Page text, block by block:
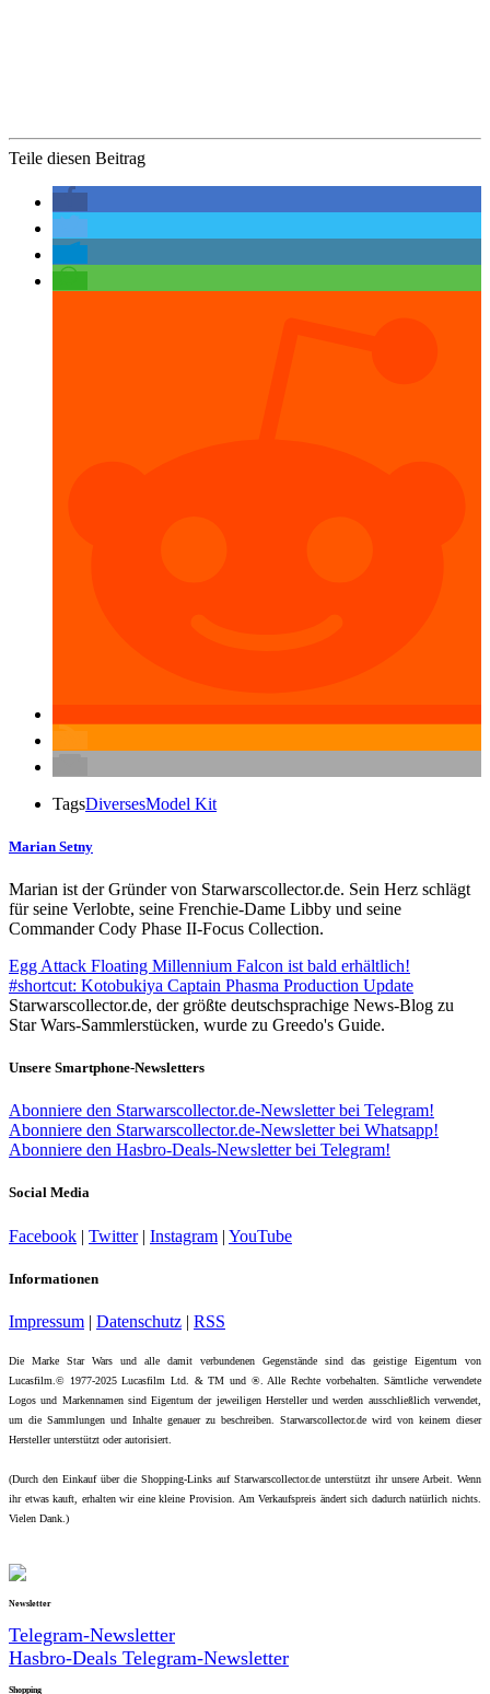
Teile diesen Beitrag
TagsDiversesModel Kit
Marian Setny
Marian ist der Gründer von Starwarscollector.de. Sein Herz schlägt
für seine Verlobte, seine Frenchie-Dame Libby und seine
Commander Cody Phase II-Focus Collection.
Egg Attack Floating Millennium Falcon ist bald erhältlich!
#shortcut: Kotobukiya Captain Phasma Production Update
Starwarscollector.de, der größte deutschsprachige News-Blog zu
Star Wars-Sammlerstücken, wurde zu Greedo's Guide.
Unsere Smartphone-Newsletters
Abonniere den Starwarscollector.de-Newsletter bei Telegram!
Abonniere den Starwarscollector.de-Newsletter bei Whatsapp!
Abonniere den Hasbro-Deals-Newsletter bei Telegram!
Social Media
Facebook | Twitter| Instagram | YouTube
Informationen
Impressum | Datenschutz | RSS
Die Marke Star Wars und alle damit verbundenen Gegenstände sind das geistige Eigentum von
Lucasfilm.© 1977-2025 Lucasfilm Ltd. & TM und ®. Alle Rechte vorbehalten. Sämtliche verwendete
Logos und Markennamen sind Eigentum der jeweiligen Hersteller und werden ausschließlich verwendet,
um die Sammlungen und Inhalte genauer zu beschreiben. Starwarscollector.de wird von keinem dieser
Hersteller unterstützt oder autorisiert.
(Durch den Einkauf über die Shopping-Links auf Starwarscollector.de unterstützt ihr unsere Arbeit. Wenn
ihr etwas kauft, erhalten wir eine kleine Provision. Am Verkaufspreis ändert sich dadurch natürlich nichts.
Vielen Dank.)
Newsletter
Telegram-Newsletter
Hasbro-Deals Telegram-Newsletter
Shopping